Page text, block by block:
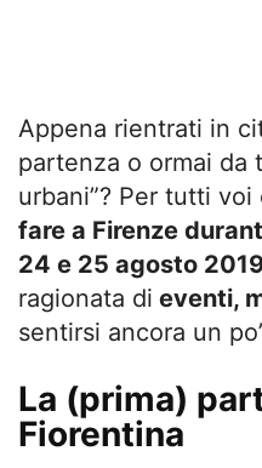
Appena rientrati in
partenza o ormai da
urbani”? Per tutti
fare a Firenze
24 e 25 agosto
ragionata di eventi,
sentirsi ancora un
La (prima)
Fiorentina